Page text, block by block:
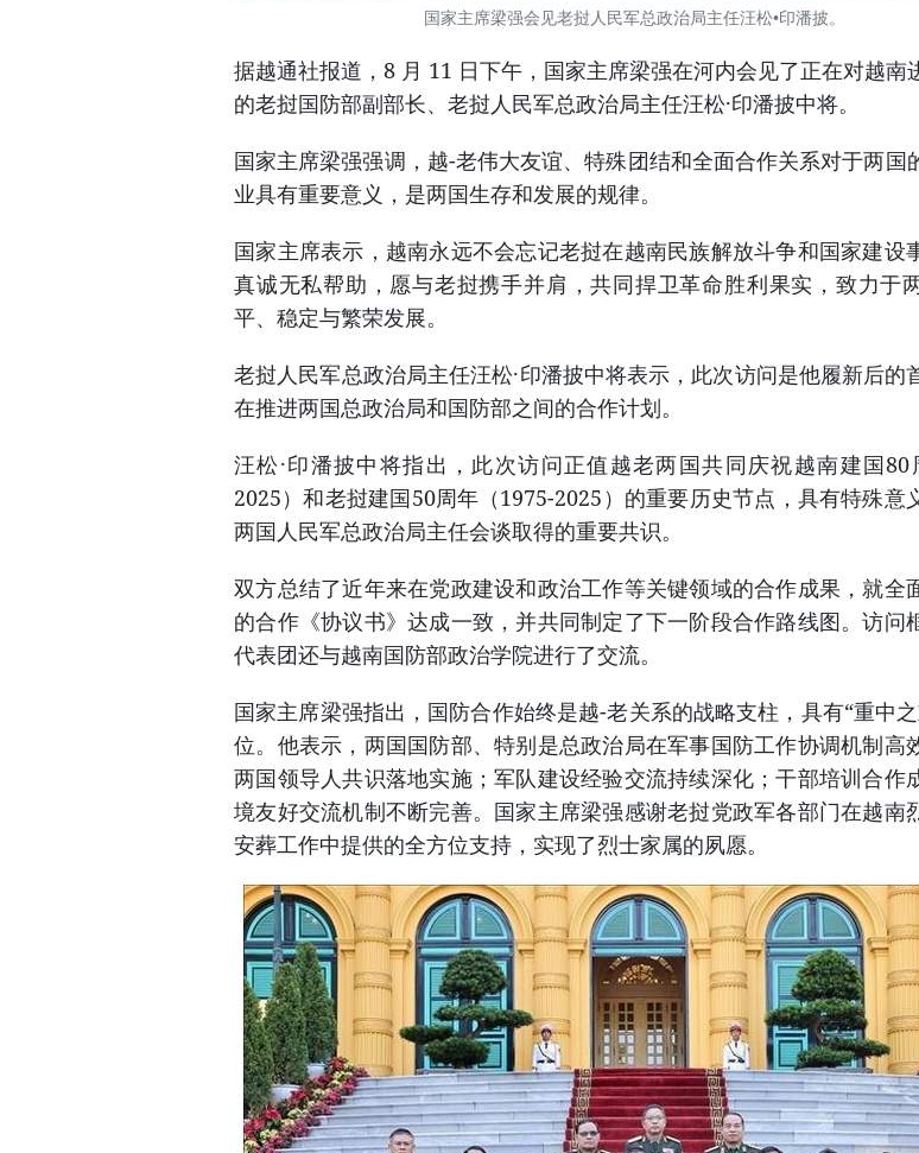
国家主席梁强会见老挝人民军总政治局主任汪松•印潘披。
据越通社报道，8 月 11 日下午，国家主席梁强在河内会见了正在对越南
的老挝国防部副部长、老挝人民军总政治局主任汪松·印潘披中将。
国家主席梁强强调，越-老伟大友谊、特殊团结和全面合作关系对于两国
业具有重要意义，是两国生存和发展的规律。
国家主席表示，越南永远不会忘记老挝在越南民族解放斗争和国家建设
真诚无私帮助，愿与老挝携手并肩，共同捍卫革命胜利果实，致力于
平、稳定与繁荣发展。
老挝人民军总政治局主任汪松·印潘披中将表示，此次访问是他履新后的
在推进两国总政治局和国防部之间的合作计划。
汪松·印潘披中将指出，此次访问正值越老两国共同庆祝越南建国80
2025）和老挝建国50周年（1975-2025）的重要历史节点，具有特殊意
两国人民军总政治局主任会谈取得的重要共识。
双方总结了近年来在党政建设和政治工作等关键领域的合作成果，就全
的合作《协议书》达成一致，并共同制定了下一阶段合作路线图。访问
代表团还与越南国防部政治学院进行了交流。
国家主席梁强指出，国防合作始终是越-老关系的战略支柱，具有“重中
位。他表示，两国国防部、特别是总政治局在军事国防工作协调机制高
两国领导人共识落地实施；军队建设经验交流持续深化；干部培训合作
境友好交流机制不断完善。国家主席梁强感谢老挝党政军各部门在越南
安葬工作中提供的全方位支持，实现了烈士家属的夙愿。